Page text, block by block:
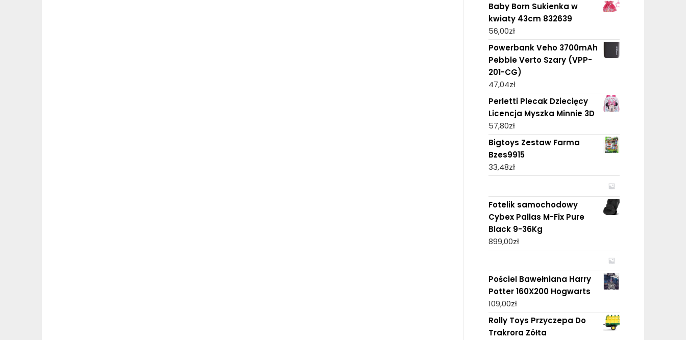
Baby Born Sukienka w
kwiaty 43cm 832639
56,00zł
Powerbank Veho 3700mAh
Pebble Verto Szary (VPP-
201-CG)
47,04zł
Perletti Plecak Dziecięcy
Licencja Myszka Minnie 3D
57,80zł
Bigtoys Zestaw Farma
Bzes9915
33,48zł
Fotelik samochodowy
Cybex Pallas M-Fix Pure
Black 9-36Kg
899,00zł
Pościel Bawełniana Harry
Potter 160X200 Hogwarts
109,00zł
Rolly Toys Przyczepa Do
Trakrora Zółta